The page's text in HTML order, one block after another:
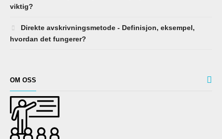
viktig?
Direkte avskrivningsmetode - Definisjon, eksempel,
hvordan det fungerer?
OM OSS